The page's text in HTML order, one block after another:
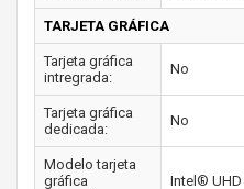
TARJETA GRÁFICA
Tarjeta gráfica
intregrada:
No
Tarjeta gráfica
dedicada:
No
Modelo tarjeta
gráfica
Intel® UHD